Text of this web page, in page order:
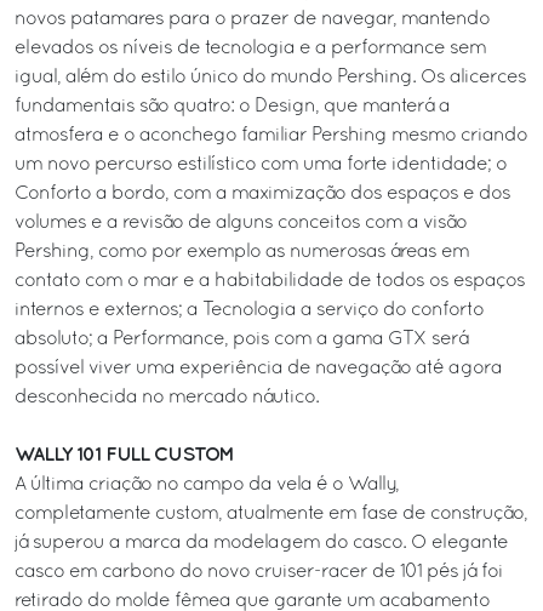
novos patamares para o prazer de navegar, mantendo
elevados os níveis de tecnologia e a performance sem
igual, além do estilo único do mundo Pershing. Os alicerces
fundamentais são quatro: o Design, que manterá a
atmosfera e o aconchego familiar Pershing mesmo criando
um novo percurso estilístico com uma forte identidade; o
Conforto a bordo, com a maximização dos espaços e dos
volumes e a revisão de alguns conceitos com a visão
Pershing, como por exemplo as numerosas áreas em
contato com o mar e a habitabilidade de todos os espaços
internos e externos; a Tecnologia a serviço do conforto
absoluto; a Performance, pois com a gama GTX será
possível viver uma experiência de navegação até agora
desconhecida no mercado náutico.
WALLY 101 FULL CUSTOM
A última criação no campo da vela é o Wally,
completamente custom, atualmente em fase de construção,
já superou a marca da modelagem do casco. O elegante
casco em carbono do novo cruiser-racer de 101 pés já foi
retirado do molde fêmea que garante um acabamento